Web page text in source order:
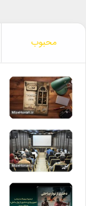
محبوب